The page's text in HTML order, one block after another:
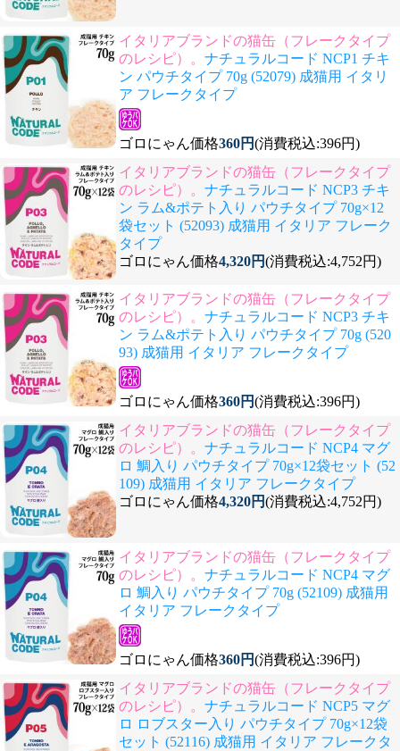
イタリアブランドの猫缶（フレークタイプ
のレシピ）。 ナチュラルコード NCP1 チキ
ン パウチタイプ 70g (52079) 成猫用 イタリ
ア フレークタイプ
ゴロにゃん価格360円(消費税込:396円)
イタリアブランドの猫缶（フレークタイプ
のレシピ）。 ナチュラルコード NCP3 チキ
ン ラム&ポテト入り パウチタイプ 70g×12
袋セット (52093) 成猫用 イタリア フレーク
タイプ
ゴロにゃん価格4,320円(消費税込:4,752円)
イタリアブランドの猫缶（フレークタイプ
のレシピ）。 ナチュラルコード NCP3 チキ
ン ラム&ポテト入り パウチタイプ 70g (520
93) 成猫用 イタリア フレークタイプ
ゴロにゃん価格360円(消費税込:396円)
イタリアブランドの猫缶（フレークタイプ
のレシピ）。 ナチュラルコード NCP4 マグ
ロ 鯛入り パウチタイプ 70g×12袋セット (52
109) 成猫用 イタリア フレークタイプ
ゴロにゃん価格4,320円(消費税込:4,752円)
イタリアブランドの猫缶（フレークタイプ
のレシピ）。 ナチュラルコード NCP4 マグ
ロ 鯛入り パウチタイプ 70g (52109) 成猫用
イタリア フレークタイプ
ゴロにゃん価格360円(消費税込:396円)
イタリアブランドの猫缶（フレークタイプ
のレシピ）。 ナチュラルコード NCP5 マグ
ロ ロブスター入り パウチタイプ 70g×12袋
セット (52116) 成猫用 イタリア フレークタ